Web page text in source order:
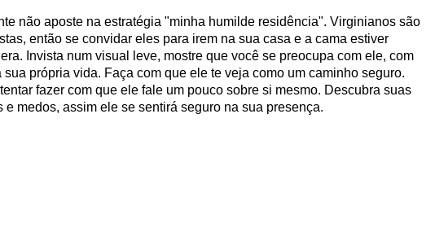
não aposte na estratégia "minha humilde residência". Virginianos são
então se convidar eles para irem na sua casa e a cama estiver
Invista num visual leve, mostre que você se preocupa com ele, com
sua própria vida. Faça com que ele te veja como um caminho seguro.
fazer com que ele fale um pouco sobre si mesmo. Descubra suas
e medos, assim ele se sentirá seguro na sua presença.